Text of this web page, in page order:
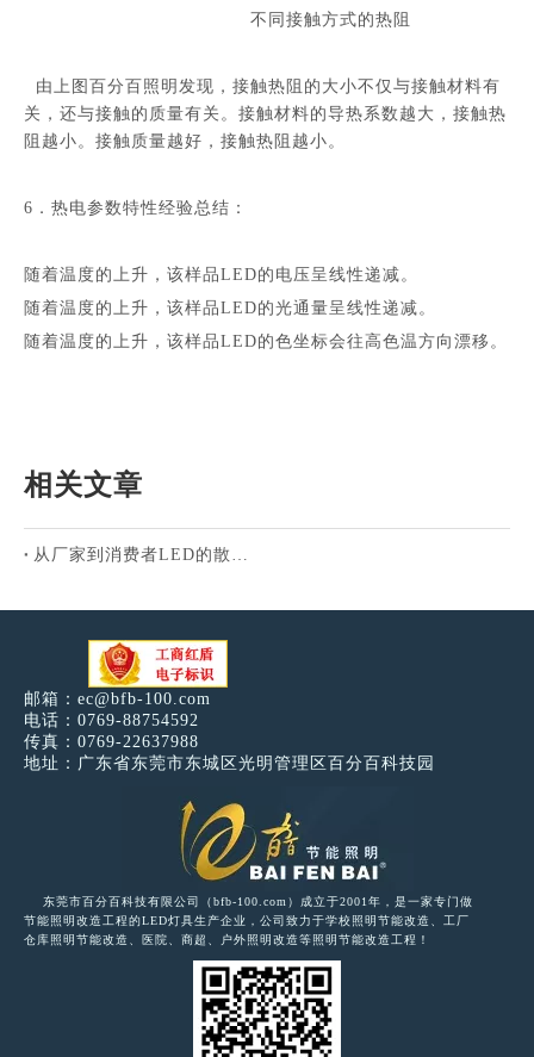
不同接触方式的热阻
由上图百分百照明发现，接触热阻的大小不仅与接触材料有
关，还与接触的质量有关。接触材料的导热系数越大，接触热
阻越小。接触质量越好，接触热阻越小。
6．热电参数特性经验总结：
随着温度的上升，该样品LED的电压呈线性递减。
随着温度的上升，该样品LED的光通量呈线性递减。
随着温度的上升，该样品LED的色坐标会往高色温方向漂移。
相关文章
从厂家到消费者LED的散热问题解决
邮箱： ec@bfb-100.com
电话：0769-88754592
传真：0769-22637988
地址：广东省东莞市东城区光明管理区百分百科技园
东莞市百分百科技有限公司（bfb-100.com）成立于2001年，是一家专门做
节能照明改造工程的LED灯具生产企业，公司致力于学校照明节能改造、工厂
仓库照明节能改造、医院、商超、户外照明改造等照明节能改造工程！